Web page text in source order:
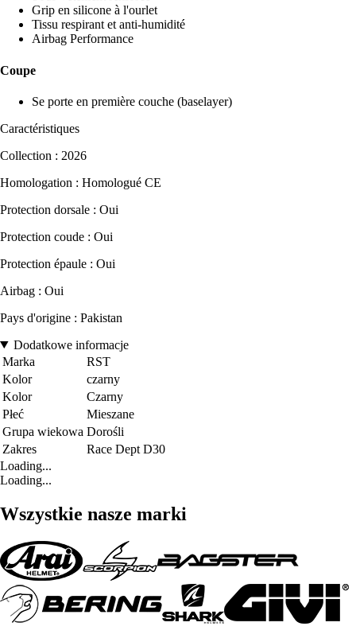
Grip en silicone à l'ourlet
Tissu respirant et anti-humidité
Airbag Performance
Coupe
Se porte en première couche (baselayer)
Caractéristiques
Collection : 2026
Homologation : Homologué CE
Protection dorsale : Oui
Protection coude : Oui
Protection épaule : Oui
Airbag : Oui
Pays d'origine : Pakistan
Dodatkowe informacje
Marka
RST
Kolor
czarny
Kolor
Czarny
Płeć
Mieszane
Grupa wiekowa Dorośli
Zakres
Race Dept D30
Loading...
Loading...
Wszystkie nasze marki